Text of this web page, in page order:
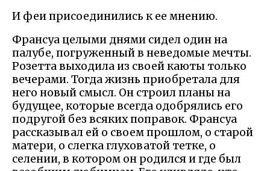
И феи присоединились к ее мнению.
Франсуа целыми днями сидел один на
палубе, погруженный в неведомые мечты.
Розетта выходила из своей каюты только
вечерами. Тогда жизнь приобретала для
него новый смысл. Он строил планы на
будущее, которые всегда одобрялись его
подругой без всяких поправок. Франсуа
рассказывал ей о своем прошлом, о старой
матери, о слегка глуховатой тетке, о
селении, в котором он родился и где был